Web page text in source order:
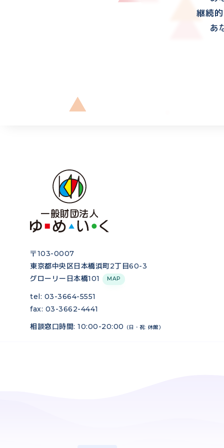
継続
あ
〒103-0007
東京都中央区日本橋浜町2丁目60-3
グローリー日本橋101
MAP
tel: 03-3664-5551
fax: 03-3662-4441
相談窓口時間: 10:00-20:00
（日・祝: 休館）